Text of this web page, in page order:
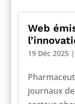
Web
19 Déc 2025|
journaux